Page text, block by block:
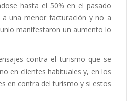
hasta el 50% en el pasado
una menor facturación y no a
manifestaron un aumento lo
contra el turismo que se
en clientes habituales y, en los
en contra del turismo y si estos